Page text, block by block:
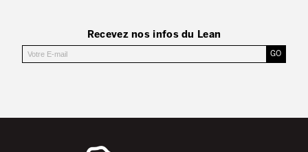
Recevez nos infos du Lean